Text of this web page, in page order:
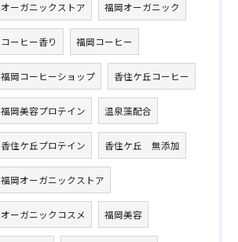
オーガニックストア 福岡オーガニック
コーヒー香り 福岡コーヒー
福岡コーヒーショップ 香住ケ丘コーヒー
福岡美容プロテイン 温泉藻配合
香住ケ丘プロテイン 香住ケ丘 無添加
福岡オーガニックストア
オーガニックコスメ 福岡美容